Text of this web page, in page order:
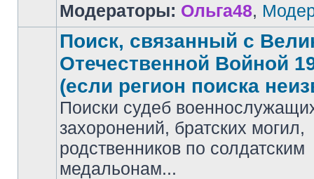
Модераторы: Ольга48,
Поиск, связанный с
Отечественной Войной
(если регион поиска
Поиски судеб
захоронений, братских могил,
родственников по солдатским
медальонам...